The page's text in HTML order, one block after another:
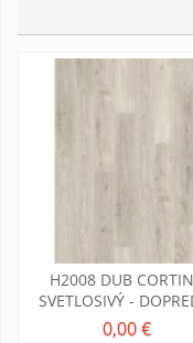
H2008 DUB
SVETLOSIVÝ -
0,00 €